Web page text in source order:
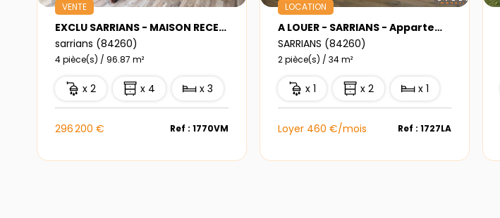
VENTE
EXCLU SARRIANS - MAISON RECENTE - GARAGE - JARDIN
sarrians (84260)
4 pièce(s) / 96.87 m²
x 2 x 4 x 3
296 200 € Ref : 1770VM
LOCATION
A LOUER - SARRIANS - Appartement T2
SARRIANS (84260)
2 pièce(s) / 34 m²
x 1 x 2 x 1
Loyer 460 €/mois Ref : 1727LA